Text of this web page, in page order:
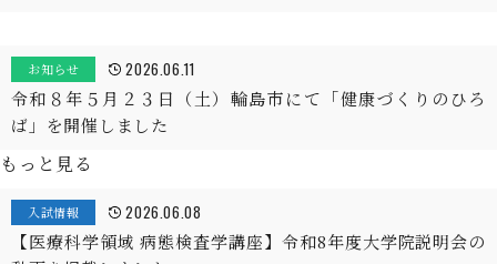
お知らせ 2026.06.11
令和８年５月２３日（土）輪島市にて「健康づくりのひろ
ば」を開催しました
もっと見る
入試情報 2026.06.08
【医療科学領域 病態検査学講座】令和8年度大学院説明会の